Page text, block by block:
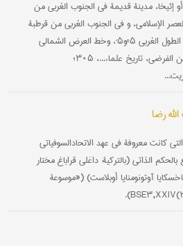
إثيخا، مدينة قديمة في الجنوب‌ الغربي من‌
الإسلامي، و في الجنوب‌ الغربي من‌ قرطبة
في محافظة إشبيلية، على‌ خط الطول‌ الغربي ۵°و۵´، وخط العرض الشمالي
‌۳۷° و۳۲´ (الإصطخري، ۴۱؛ ابن‌ الفرضي، تاريخ‌ علماء...، ۳۰۵؛
رضا
التي كانت معروفة في عهد الاتحادالسوفياتي
بالحكم الذاتي (بالتركية: داغلي قراباغ مختار
آوتونومنايا ‌أوبلاست) («موسوعة